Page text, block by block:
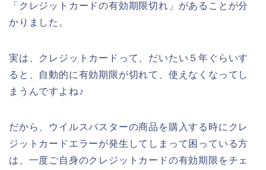
「クレジットカードの有効期限切れ」があることが分
かりました。
実は、クレジットカードって、だいたい５年ぐらいす
ると、自動的に有効期限が切れて、使えなくなってし
まうんですよね♪
だから、ウイルスバスターの商品を購入する時にクレ
ジットカードエラーが発生してしまって困っている方
は、一度ご自身のクレジットカードの有効期限をチェ